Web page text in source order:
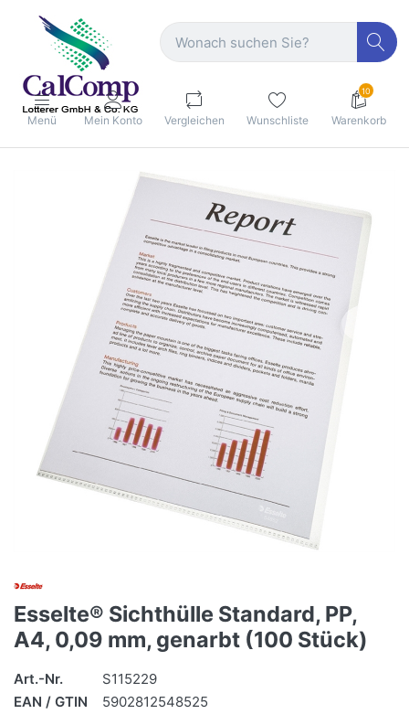
Menü Mein Konto Vergleichen Wunschliste
10
Warenkorb
Esselte® Sichthülle Standard, PP,
A4, 0,09 mm, genarbt (100 Stück)
Art.-Nr.
S115229
EAN / GTIN
5902812548525